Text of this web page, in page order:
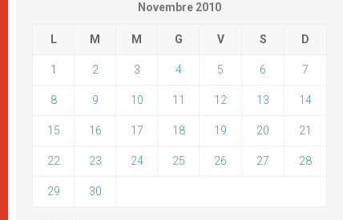
Novembre 2010
L M M G V S D
1 2 3 4 5 6 7
8 9 10 11 12 13 14
15 16 17 18 19 20 21
22 23 24 25 26 27 28
29 30